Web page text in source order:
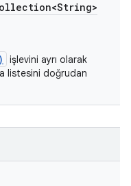
işlevini ayrı olarak
listesini doğrudan